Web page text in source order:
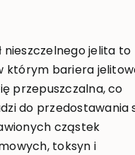
nieszczelnego jelita to
którym bariera
przepuszczalna, co
do przedostawania
cząstek
toksyn i